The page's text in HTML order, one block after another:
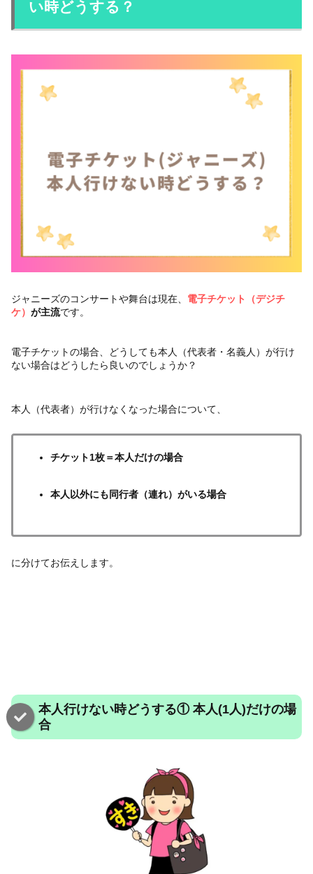
い時どうする？
ジャニーズのコンサートや舞台は現在、 電子チケット（デジチ
ケ） が主流です。
電子チケットの場合、どうしても本人（代表者・名義人）が行け
ない場合はどうしたら良いのでしょうか？
本人（代表者）が行けなくなった場合について、
チケット1枚＝本人だけの場合
本人以外にも同行者（連れ）がいる場合
に分けてお伝えします。
本人行けない時どうする① 本人(1人)だけの場
合